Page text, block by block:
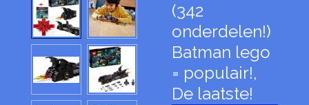
(342
onderdelen!)
Batman lego
= populair!,
De laatste!